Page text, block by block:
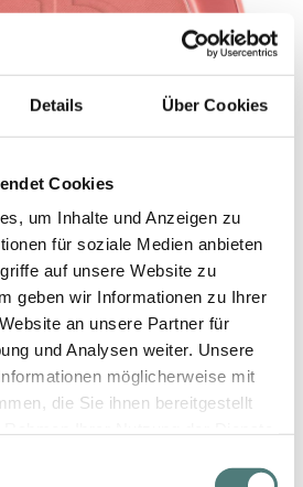
Details Über Cookies
Cookies
um Inhalte und Anzeigen zu
für soziale Medien anbieten
auf unsere Website zu
geben wir Informationen zu Ihrer
an unsere Partner für
und Analysen weiter. Unsere
möglicherweise mit
die Sie ihnen bereitgestellt